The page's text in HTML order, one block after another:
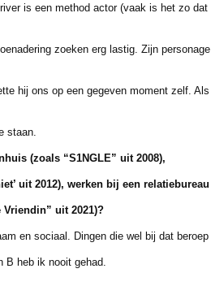
is een method actor (vaak is het zo dat
zoeken erg lastig. Zijn personage
hij ons op een gegeven moment zelf. Als
staan.
(zoals “S1NGLE” uit 2008),
uit 2012), werken bij een relatiebureau
uit 2021)?
en sociaal. Dingen die wel bij dat beroep
heb ik nooit gehad.